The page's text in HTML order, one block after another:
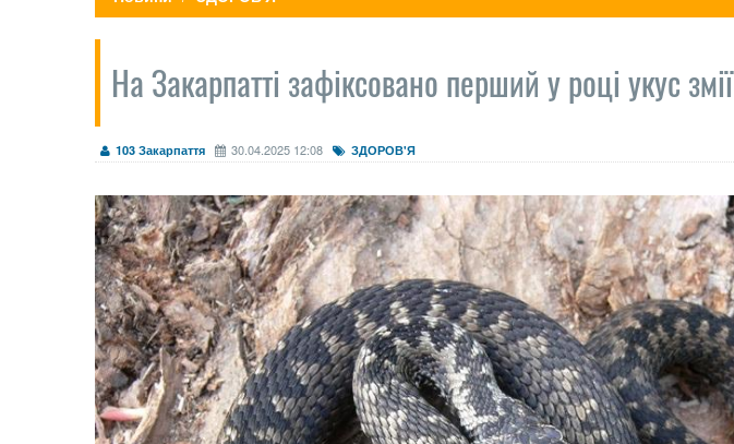
На Закарпатті зафіксовано перший у році укус змії
103 Закарпаття 30.04.2025 12:08 ЗДОРОВ'Я